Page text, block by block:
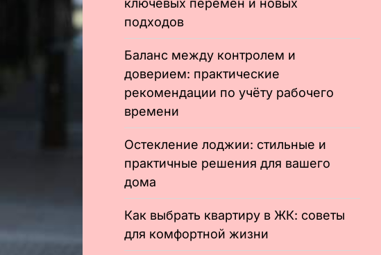
ключевых перемен и новых
подходов
Баланс между контролем и
доверием: практические
рекомендации по учёту рабочего
времени
Остекление лоджии: стильные и
практичные решения для вашего
дома
Как выбрать квартиру в ЖК: советы
для комфортной жизни